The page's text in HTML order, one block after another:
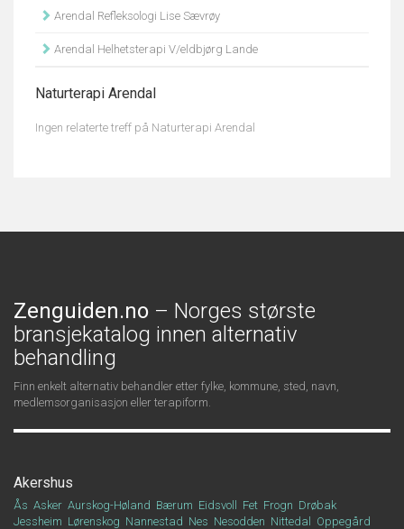
Arendal Refleksologi Lise Sævrøy
Arendal Helhetsterapi V/eldbjørg Lande
Naturterapi Arendal
Ingen relaterte treff på Naturterapi Arendal
Zenguiden.no – Norges største
bransjekatalog innen alternativ
behandling
Finn enkelt alternativ behandler etter fylke, kommune, sted, navn,
medlemsorganisasjon eller terapiform.
Akershus
Ås Asker Aurskog-Høland Bærum Eidsvoll Fet Frogn Drøbak
Jessheim Lørenskog Nannestad Nes Nesodden Nittedal
Oppegård